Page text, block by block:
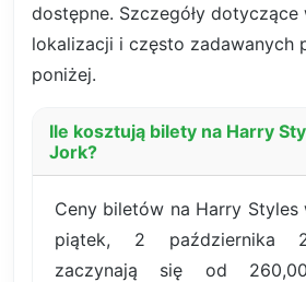
dostępne. Szczegóły dotyczące
lokalizacji i często zadawanych
poniżej.
Ile kosztują bilety na Harry
Jork?
Ceny biletów na Harry
piątek, 2 października
zaczynają się od